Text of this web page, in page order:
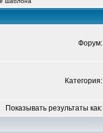
Форум:
Категория:
Показывать результаты как: